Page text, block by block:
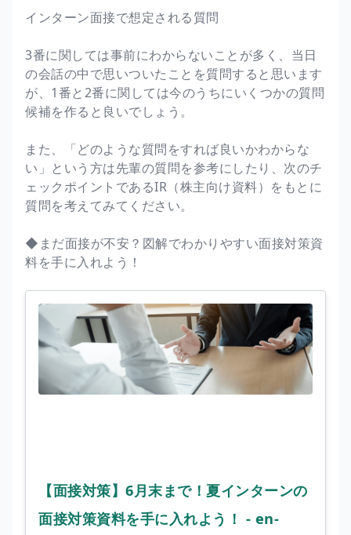
インターン面接で想定される質問
3番に関しては事前にわからないことが多く、当日
の会話の中で思いついたことを質問すると思います
が、1番と2番に関しては今のうちにいくつかの質問
候補を作ると良いでしょう。
また、「どのような質問をすれば良いかわからな
い」という方は先輩の質問を参考にしたり、次のチ
ェックポイントであるIR（株主向け資料）をもとに
質問を考えてみてください。
◆まだ面接が不安？図解でわかりやすい面接対策資
料を手に入れよう！
【面接対策】6月末まで！夏インターンの
面接対策資料を手に入れよう！ - en-